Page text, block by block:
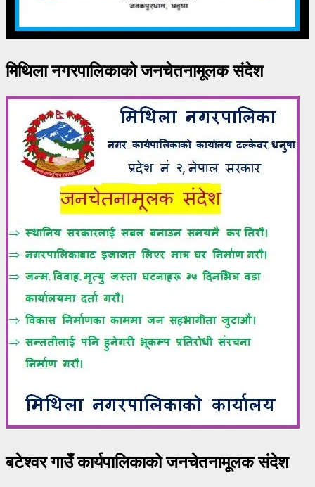
मिथिला नगरपालिकाको जनचेतनामूलक संदेश
बटेश्वर गाउँ कार्यपालिकाको जनचेतनामूलक संदेश